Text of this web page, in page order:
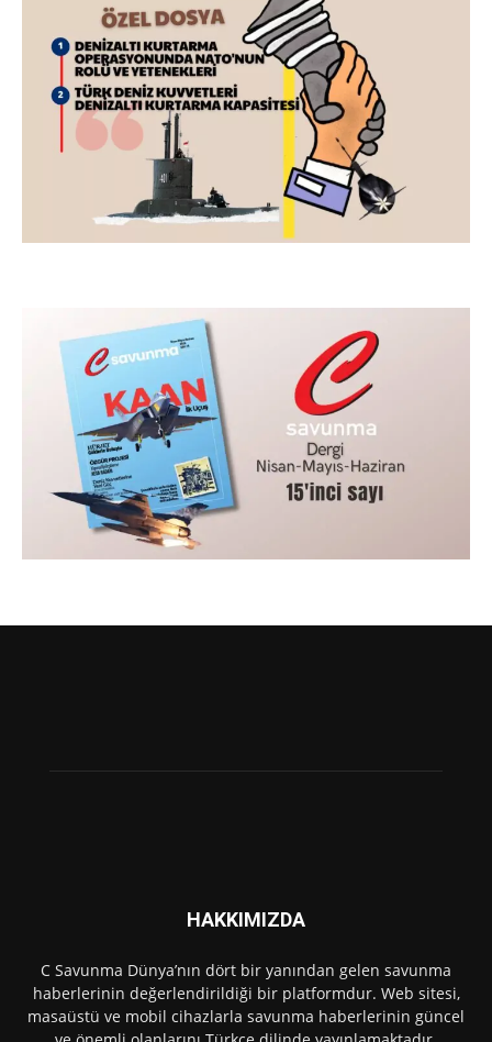
HAKKIMIZDA
C Savunma Dünya’nın dört bir yanından gelen savunma
haberlerinin değerlendirildiği bir platformdur. Web sitesi,
masaüstü ve mobil cihazlarla savunma haberlerinin güncel